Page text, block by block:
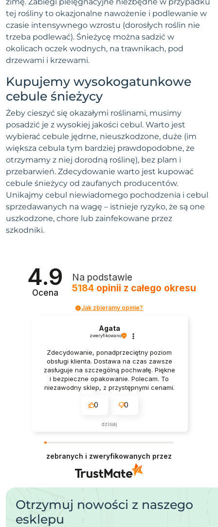
tej rośliny to okazjonalne nawożenie i podlewanie w
czasie intensywnego wzrostu (dorosłych roślin nie
trzeba podlewać). Śnieżycę można sadzić w
okolicach oczek wodnych, na trawnikach, pod
drzewami i krzewami.
Kupujemy wysokogatunkowe
cebule śnieżycy
Żeby cieszyć się okazałymi roślinami, musimy
posadzić je z wysokiej jakości cebul. Warto jest
wybierać cebule jędrne, nieuszkodzone, duże (im
większa cebula tym bardziej prawdopodobne, że
otrzymamy z niej dorodną roślinę), bez plam i
przebarwień. Zdecydowanie warto jest kupować
cebule śnieżycy od zaufanych producentów.
Unikajmy cebul niewiadomego pochodzenia i cebul
sprzedawanych na wagę – istnieje ryzyko, że są one
uszkodzone, chore lub zainfekowane przez
szkodniki.
4.9
Ocena
Na podstawie
5184 opinii z całego okresu
Jak zbieramy opinie?
Agata
zweryfikowano
Zdecydowanie, ponadprzeciętny poziom
obsługi klienta. Dostawa na czas zawsze
zasługuje na szczególną pochwałę. Piękne
i bezpieczne opakowanie. Polecam. To
niezawodny sklep, z przystępnymi cenami.
0 0
dzisiaj
zebranych i zweryfikowanych przez
Otrzymuj nowości z naszego
esklepu